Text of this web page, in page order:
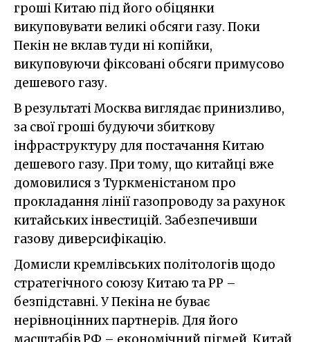
гроші Китаю під його обіцянки
викуповувати великі обсяги газу. Поки
Пекін не вклав туди ні копійки,
викуповуючи фіксовані обсяги примусово
дешевого газу.
В результаті Москва виглядає принизливо,
за свої гроші будуючи збиткову
інфраструктуру для постачання Китаю
дешевого газу. При тому, що китайці вже
домовилися з Туркменістаном про
прокладання лінії газопроводу за рахунок
китайських інвестицій. Забезпечивши
газову диверсифікацію.
Домисли кремлівських політологів щодо
стратегічного союзу Китаю та РР –
безпідставні. У Пекіна не буває
нерівноцінних партнерів. Для його